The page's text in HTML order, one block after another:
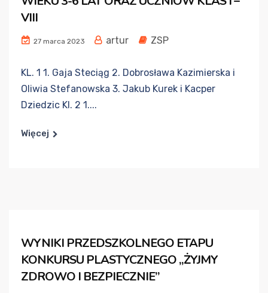
VIII
27 marca 2023 artur ZSP
KL. 1 1. Gaja Steciąg 2. Dobrosława Kazimierska i
Oliwia Stefanowska 3. Jakub Kurek i Kacper
Dziedzic Kl. 2 1....
Więcej
WYNIKI PRZEDSZKOLNEGO ETAPU
KONKURSU PLASTYCZNEGO „ŻYJMY
ZDROWO I BEZPIECZNIE”